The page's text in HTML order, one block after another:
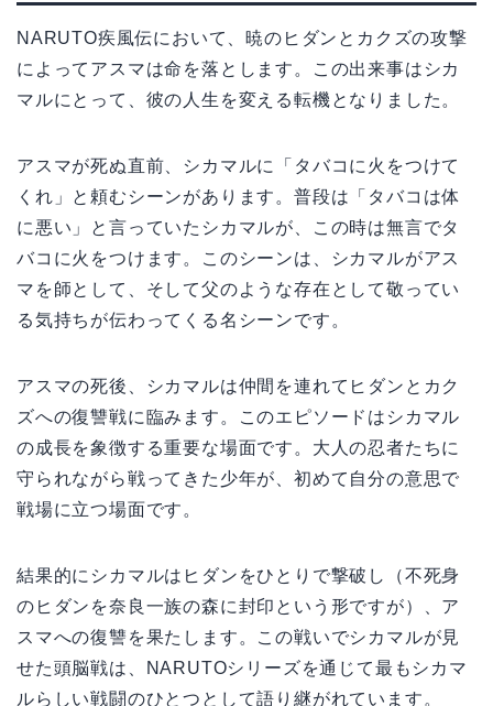
NARUTO疾風伝において、暁のヒダンとカクズの攻撃
によってアスマは命を落とします。この出来事はシカ
マルにとって、彼の人生を変える転機となりました。
アスマが死ぬ直前、シカマルに「タバコに火をつけて
くれ」と頼むシーンがあります。普段は「タバコは体
に悪い」と言っていたシカマルが、この時は無言でタ
バコに火をつけます。このシーンは、シカマルがアス
マを師として、そして父のような存在として敬ってい
る気持ちが伝わってくる名シーンです。
アスマの死後、シカマルは仲間を連れてヒダンとカク
ズへの復讐戦に臨みます。このエピソードはシカマル
の成長を象徴する重要な場面です。大人の忍者たちに
守られながら戦ってきた少年が、初めて自分の意思で
戦場に立つ場面です。
結果的にシカマルはヒダンをひとりで撃破し（不死身
のヒダンを奈良一族の森に封印という形ですが）、ア
スマへの復讐を果たします。この戦いでシカマルが見
せた頭脳戦は、NARUTOシリーズを通じて最もシカマ
ルらしい戦闘のひとつとして語り継がれています。